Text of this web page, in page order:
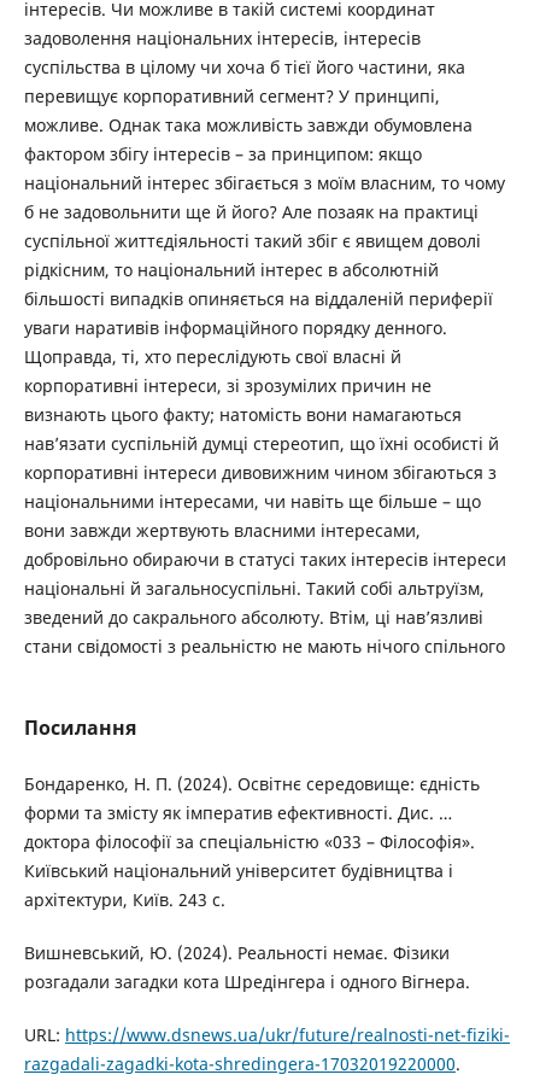
інтересів. Чи можливе в такій системі координат
задоволення національних інтересів, інтересів
суспільства в цілому чи хоча б тієї його частини, яка
перевищує корпоративний сегмент? У принципі,
можливе. Однак така можливість завжди обумовлена
фактором збігу інтересів – за принципом: якщо
національний інтерес збігається з моїм власним, то чому
б не задовольнити ще й його? Але позаяк на практиці
суспільної життєдіяльності такий збіг є явищем доволі
рідкісним, то національний інтерес в абсолютній
більшості випадків опиняється на віддаленій периферії
уваги наративів інформаційного порядку денного.
Щоправда, ті, хто переслідують свої власні й
корпоративні інтереси, зі зрозумілих причин не
визнають цього факту; натомість вони намагаються
нав’язати суспільній думці стереотип, що їхні особисті й
корпоративні інтереси дивовижним чином збігаються з
національними інтересами, чи навіть ще більше – що
вони завжди жертвують власними інтересами,
добровільно обираючи в статусі таких інтересів інтереси
національні й загальносуспільні. Такий собі альтруїзм,
зведений до сакрального абсолюту. Втім, ці нав’язливі
стани свідомості з реальністю не мають нічого спільного
Посилання
Бондаренко, Н. П. (2024). Освітнє середовище: єдність
форми та змісту як імператив ефективності. Дис. …
доктора філософії за спеціальністю «033 – Філософія».
Київський національний університет будівництва і
архітектури, Київ. 243 с.
Вишневський, Ю. (2024). Реальності немає. Фізики
розгадали загадки кота Шредінгера і одного Вігнера.
URL: https://www.dsnews.ua/ukr/future/realnosti-net-fiziki-
razgadali-zagadki-kota-shredingera-17032019220000.